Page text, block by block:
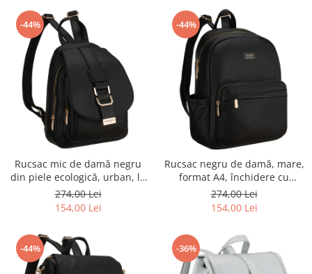
-44%
Rucsac mic de damă negru
din piele ecologică, urban, la
modă, cu clapă - Peterson
PTR-PTN MBP-04-F19
274,00 Lei
154,00 Lei
-44%
Rucsac negru de damă, mare,
format A4, închidere cu
fermoar, oraș, pentru
serviciu, universitate, piele
ecologică - Peterson PTR-PTN
274,00 Lei
154,00 Lei
-44% -36%